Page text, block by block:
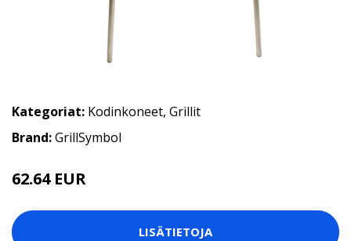
Kategoriat: Kodinkoneet, Grillit
Brand:GrillSymbol
62.64 EUR
LISÄTIETOJA